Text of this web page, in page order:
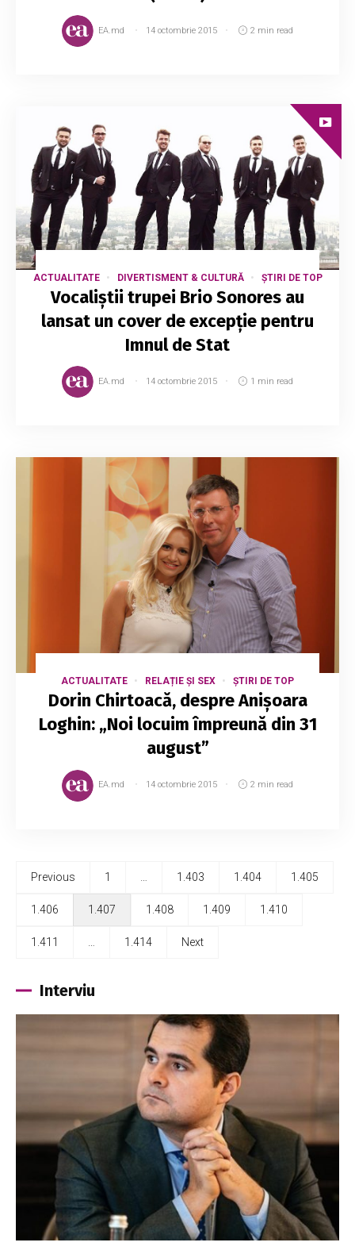
EA.md 14 octombrie 2015 2 min read
ACTUALITATE DIVERTISMENT & CULTURĂ ȘTIRI DE TOP
Vocaliștii trupei Brio Sonores au
lansat un cover de excepție pentru
Imnul de Stat
EA.md 14 octombrie 2015 1 min read
ACTUALITATE RELAȚIE ȘI SEX ȘTIRI DE TOP
Dorin Chirtoacă, despre Anișoara
Loghin: „Noi locuim împreună din 31
august”
EA.md 14 octombrie 2015 2 min read
Previous 1 1.403 1.404 1.405
1.406 1.407 1.408 1.409 1.410
1.411 1.414 Next
Interviu